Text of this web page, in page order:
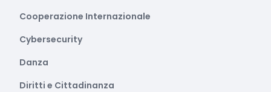
Cooperazione Internazionale
Cybersecurity
Danza
Diritti e Cittadinanza